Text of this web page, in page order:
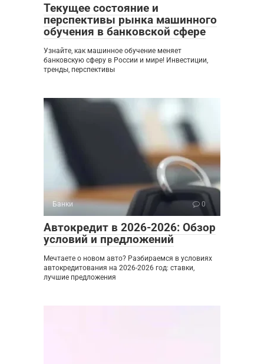
Текущее состояние и
перспективы рынка машинного
обучения в банковской сфере
Узнайте, как машинное обучение меняет
банковскую сферу в России и мире! Инвестиции,
тренды, перспективы
Банки 0
Автокредит в 2026-2026: Обзор
условий и предложений
Мечтаете о новом авто? Разбираемся в условиях
автокредитования на 2026-2026 год: ставки,
лучшие предложения